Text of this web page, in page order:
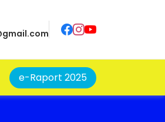
e-Raport 2025